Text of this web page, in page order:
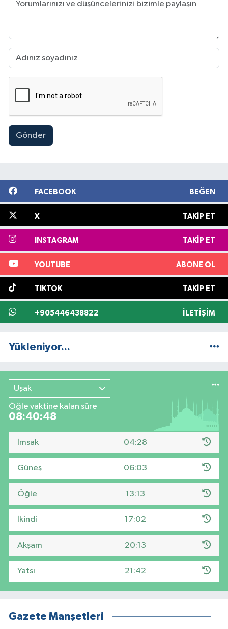
Gönder
FACEBOOK BEĞEN
X TAKIP ET
INSTAGRAM TAKIP ET
YOUTUBE ABONE OL
TIKTOK TAKIP ET
+905446438822 İLETIŞIM
Yükleniyor...
Uşak
Öğle vaktine kalan süre
08:40:47
İmsak 04:28
Güneş 06:03
Öğle 13:13
İkindi 17:02
Akşam 20:13
Yatsı 21:42
Gazete Manşetleri